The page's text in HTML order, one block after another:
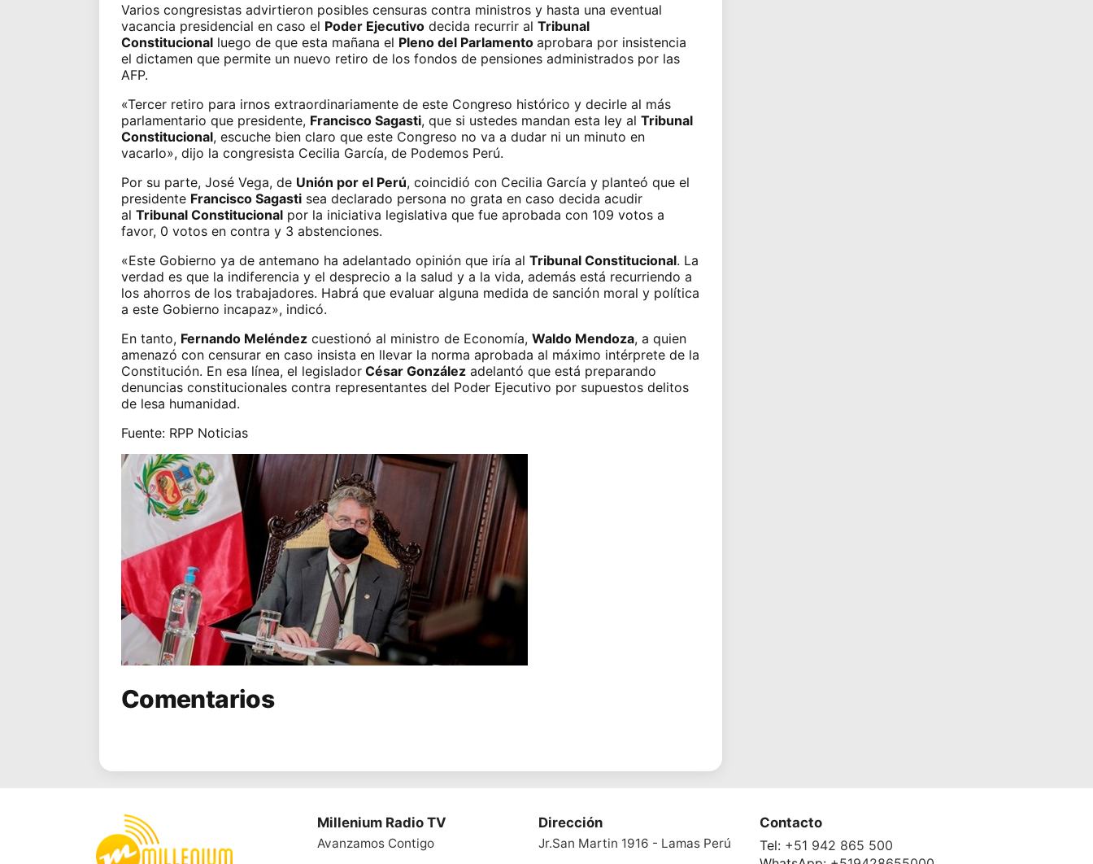
Varios congresistas advirtieron posibles censuras contra ministros y hasta una eventual
vacancia presidencial en caso el Poder Ejecutivodecida recurrir al Tribunal
Constitucionalluego de que esta mañana el Pleno del Parlamento aprobara por insistencia
el dictamen que permite un nuevo retiro de los fondos de pensionesadministrados por las
AFP.
«Tercer retiro para irnos extraordinariamente de este Congreso histórico y decirle al más
parlamentario que presidente, Francisco Sagasti, que si ustedes mandan esta ley al Tribunal
Constitucional, escuche bien claro que este Congreso no va a dudar ni un minuto en
vacarlo», dijo la congresista Cecilia García, de Podemos Perú.
Por su parte, José Vega, de Unión por el Perú, coincidió con Cecilia García y planteó que el
presidente Francisco Sagastisea declarado persona no grata en caso decida acudir
al Tribunal Constitucionalpor la iniciativa legislativa que fue aprobada con 109 votos a
favor, 0 votos en contra y 3 abstenciones.
«Este Gobierno ya de antemano ha adelantado opinión que iría al Tribunal Constitucional. La
verdad es que la indiferencia y el desprecio a la salud y a la vida, además está recurriendo a
los ahorros de los trabajadores. Habrá que evaluar alguna medida de sanción moral y política
a este Gobierno incapaz», indicó.
En tanto, Fernando Meléndezcuestionó al ministro de Economía, Waldo Mendoza, a quien
amenazó con censurar en caso insista en llevar la norma aprobada al máximo intérprete de la
Constitución. En esa línea, el legisladorCésar Gonzálezadelantó que está preparando
denuncias constitucionales contra representantes del Poder Ejecutivo por supuestos delitos
de lesa humanidad.
Fuente: RPP Noticias
Comentarios
Millenium Radio TV
Avanzamos Contigo
Dirección
Jr.San Martin 1916 - Lamas Perú
Contacto
Tel: +51 942 865 500